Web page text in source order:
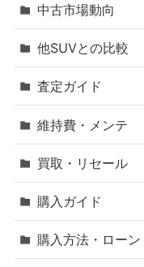
中古市場動向
他SUVとの比較
査定ガイド
維持費・メンテ
買取・リセール
購入ガイド
購入方法・ローン